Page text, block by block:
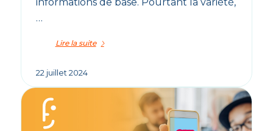
…
Lire la suite
22 juillet 2024